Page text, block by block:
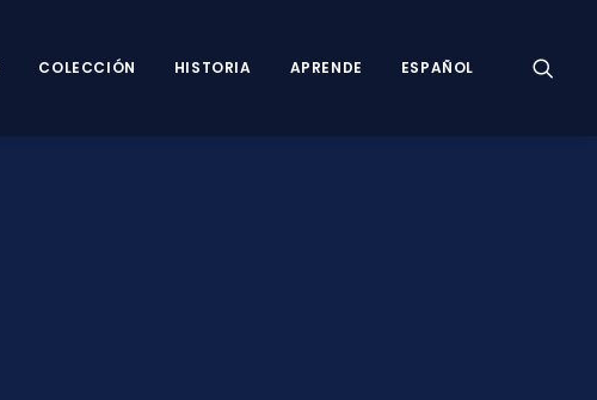
COLECCIÓN HISTORIA APRENDE ESPAÑOL